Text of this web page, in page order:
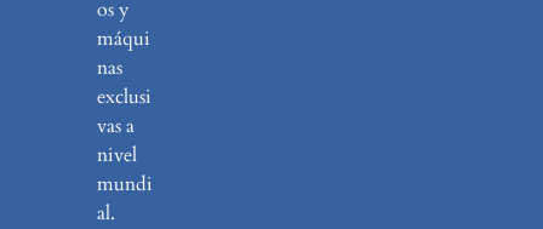
os y
máqui
nas
exclusi
vas a
nivel
mundi
al.